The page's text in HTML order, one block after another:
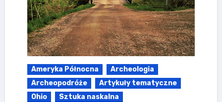
Ameryka Północna
Archeologia
Archeopodróże
Artykuły tematyczne
Ohio
Sztuka naskalna